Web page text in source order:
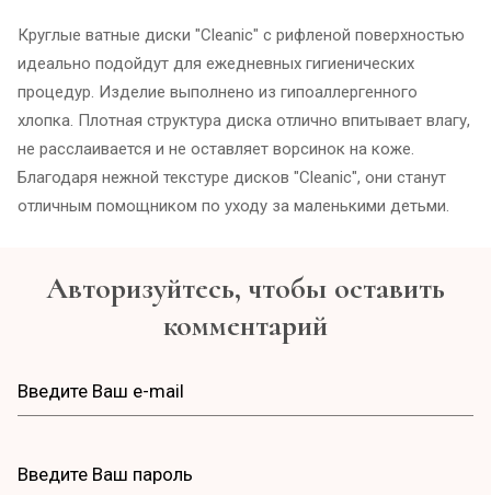
Круглые ватные диски "Cleanic" с рифленой поверхностью
идеально подойдут для ежедневных гигиенических
процедур. Изделие выполнено из гипоаллергенного
хлопка. Плотная структура диска отлично впитывает влагу,
не расслаивается и не оставляет ворсинок на коже.
Благодаря нежной текстуре дисков "Cleanic", они станут
отличным помощником по уходу за маленькими детьми.
Авторизуйтесь, чтобы оставить
комментарий